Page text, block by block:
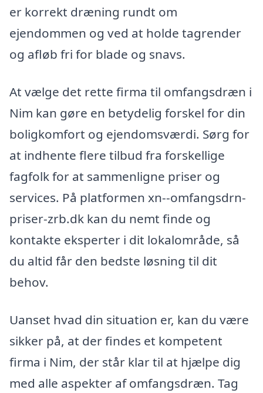
er korrekt dræning rundt om
ejendommen og ved at holde tagrender
og afløb fri for blade og snavs.
At vælge det rette firma til omfangsdræn i
Nim kan gøre en betydelig forskel for din
boligkomfort og ejendomsværdi. Sørg for
at indhente flere tilbud fra forskellige
fagfolk for at sammenligne priser og
services. På platformen xn--omfangsdrn-
priser-zrb.dk kan du nemt finde og
kontakte eksperter i dit lokalområde, så
du altid får den bedste løsning til dit
behov.
Uanset hvad din situation er, kan du være
sikker på, at der findes et kompetent
firma i Nim, der står klar til at hjælpe dig
med alle aspekter af omfangsdræn. Tag